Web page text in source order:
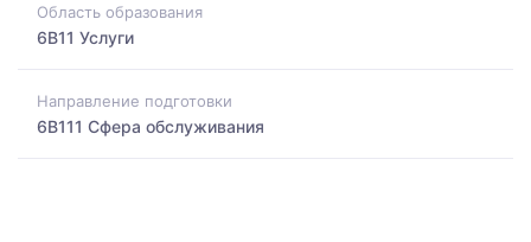
Область образования
6B11 Услуги
Направление подготовки
6B111 Сфера обслуживания